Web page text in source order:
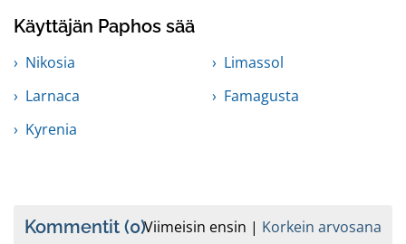
Käyttäjän Paphos sää
Nikosia
Limassol
Larnaca
Famagusta
Kyrenia
Kommentit (0)Viimeisin ensin Korkein arvosana